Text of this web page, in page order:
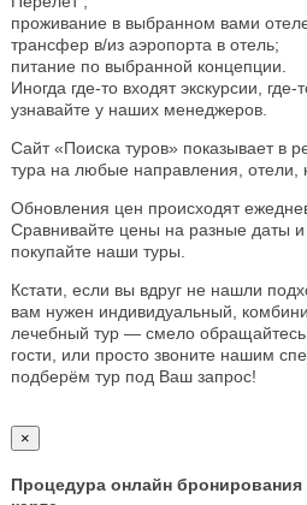
проживание в выбранном вами
трансфер в/из аэропорта в отель;
питание по выбранной концепции.
Иногда где-то входят экскурсии,
узнавайте у наших менеджеров.
Сайт «Поиска туров» показывает в
тура на любые направления, отели,
Обновления цен происходят
Сравнивайте цены на разные даты
покупайте наши туры.
Кстати, если вы вдруг не нашли
вам нужен индивидуальный,
лечебный тур — смело
гости, или просто звоните нашим
подберём тур под Ваш запрос!
×
Процедура онлайн бронирования